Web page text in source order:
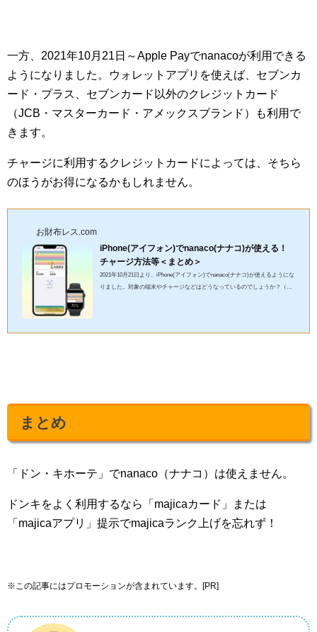
一方、2021年10月21日～Apple Payでnanacoが利用できる
ようになりました。ウォレットアプリを使えば、セブンカ
ード・プラス、セブンカード以外のクレジットカード
（JCB・マスターカード・アメックスブランド）も利用で
きます。
チャージに利用するクレジットカードによっては、そちら
のほうがお得になるかもしれません。
お財布レス.com
iPhone(アイフォン)でnanaco(ナナコ)が使える！
チャージ方法等＜まとめ＞
2021年10月21日より、iPhone(アイフォン)でnanaco(ナナコ)が使えるようにな
りました。対象の端末やチャージなどはどうなっているのでしょうか？（画
まとめ
「ドン・キホーテ」でnanaco（ナナコ）は使えません。
ドンキをよく利用するなら「majicaカード」または
「majicaアプリ」提示でmajicaランク上げを忘れず！
※この記事にはプロモーションが含まれています。[PR]